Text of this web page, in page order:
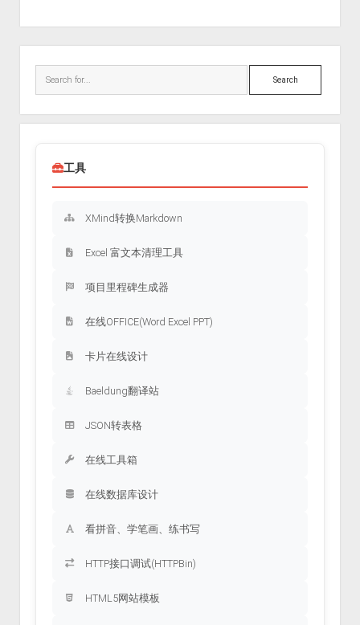
Search
工具
XMind转换Markdown
Excel 富文本清理工具
项目里程碑生成器
在线OFFICE(Word Excel PPT)
卡片在线设计
Baeldung翻译站
JSON转表格
在线工具箱
在线数据库设计
看拼音、学笔画、练书写
HTTP接口调试(HTTPBin)
HTML5网站模板